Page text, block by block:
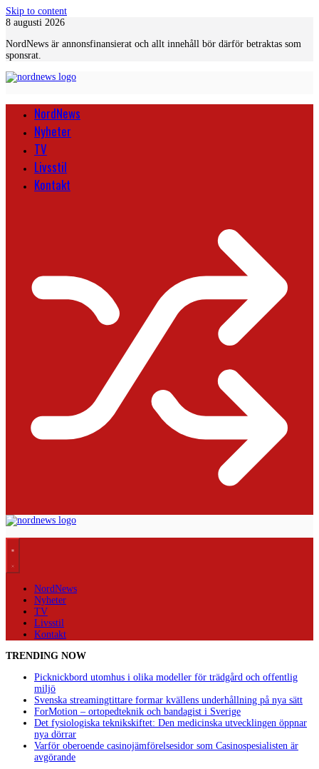
Skip to content
8 augusti 2026
NordNews är annonsfinansierat och allt innehåll bör därför betraktas som
sponsrat.
NordNews
Nyheter
TV
Livsstil
Kontakt
NordNews
Nyheter
TV
Livsstil
Kontakt
TRENDING NOW
Picknickbord utomhus i olika modeller för trädgård och offentlig
miljö
Svenska streamingtittare formar kvällens underhållning på nya sätt
ForMotion – ortopedteknik och bandagist i Sverige
Det fysiologiska teknikskiftet: Den medicinska utvecklingen öppnar
nya dörrar
Varför oberoende casinojämförelsesidor som Casinospesialisten är
avgörande